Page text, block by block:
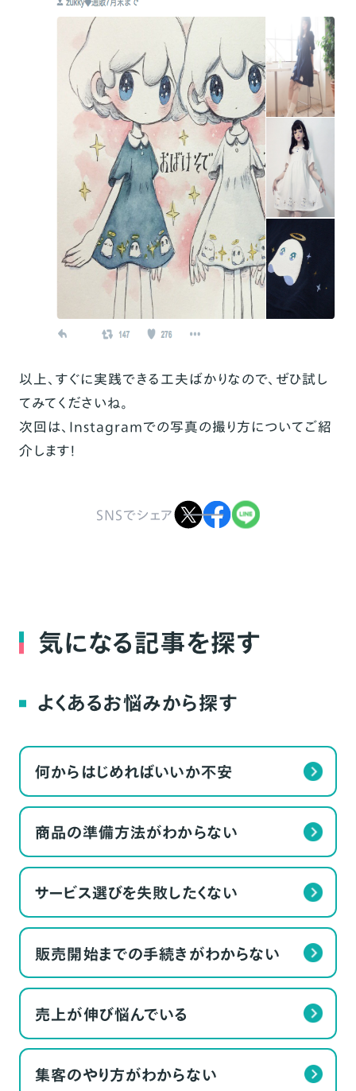
以上、すぐに実践できる工夫ばかりなので、ぜひ試し
てみてくださいね。
次回は、Instagramでの写真の撮り方についてご紹
介します！
SNSでシェア
気になる記事を探す
よくあるお悩みから探す
何からはじめればいいか不安
商品の準備方法がわからない
サービス選びを失敗したくない
販売開始までの手続きがわからない
売上が伸び悩んでいる
集客のやり方がわからない